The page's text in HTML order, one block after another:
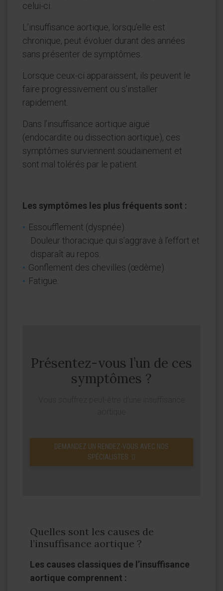
celui-ci.
L’insuffisance aortique, lorsqu’elle est
chronique, peut évoluer durant des années
sans présenter de symptômes.
Lorsque ceux-ci apparaissent, ils peuvent le
faire progressivement ou s’installer
rapidement.
Dans l’insuffisance aortique aiguë
(endocardite ou dissection aortique), ces
symptômes surviennent soudainement et
sont mal tolérés par le patient.
Les symptômes les plus fréquents sont :
Essoufflement (dyspnée).
Douleur thoracique qui s’aggrave à l’effort et
disparaît au repos.
Gonflement des chevilles (œdème).
Fatigue.
Présentez-vous l’un de ces
symptômes ?
DEMANDEZ UN RENDEZ-VOUS AVEC NOS
SPÉCIALISTES
Quelles sont les causes de
l’insuffisance aortique ?
Les causes classiques de l’insuffisance
aortique comprennent :